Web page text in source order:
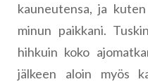
kauneutensa, ja
minun paikkani.
hihkuin koko
jälkeen aloin myös